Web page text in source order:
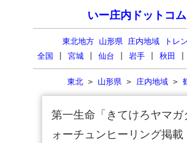
いー庄内ドットコム
東北地方 山形県 庄内地域 トレ
全国
宮城 仙台 岩手 秋田
東北 > 山形県 > 庄内地域 >
第一生命「きてけろヤマガ
ォーチュンヒーリング掲載